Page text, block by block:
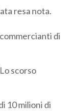
resa nota.
di
scorso
10 milioni di